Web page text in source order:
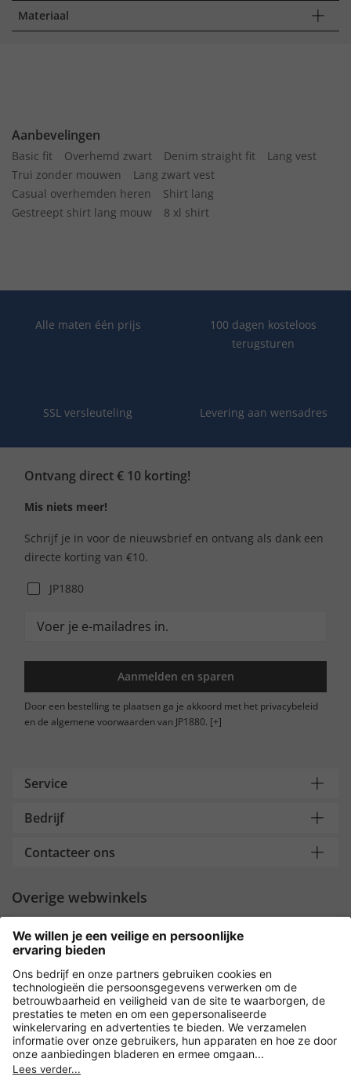
Materiaal
Aanbevelingen
Basic fit Overhemd zwart Denim straight fit
Lang vest
Trui zonder mouwen
Lang zwart vest
Casual overhemden heren
Shirt lang
Gestreept shirt lang mouw
8 xl shirt
Alle maten één prijs
100 dagen kosteloos
terugsturen
SSL versleuteling Levering aan wensadres
Ontvang direct € 10 korting!
Mis niets meer!
Schrijf je in voor de nieuwsbrief en ontvang als dank een
directe korting van €10.
JP1880
Aanmelden en sparen
Door een bestelling te plaatsen ga je akkoord met het privacybeleid
en de algemene voorwaarden van JP1880. [+]
Service
Bedrijf
Contacteer ons
Overige webwinkels
Nederland
Payment and Delivery
Versleuteling met